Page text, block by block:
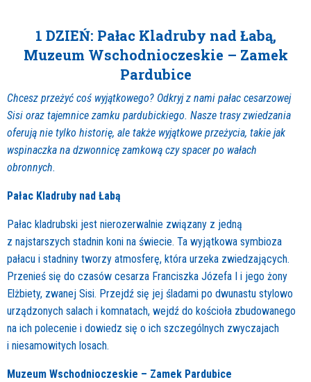
1 DZIEŃ: Pałac Kladruby nad Łabą,
Muzeum Wschodnioczeskie – Zamek
Pardubice
Chcesz przeżyć coś wyjątkowego? Odkryj z nami pałac cesarzowej
Sisi oraz tajemnice zamku pardubickiego. Nasze trasy zwiedzania
oferują nie tylko historię, ale także wyjątkowe przeżycia, takie jak
wspinaczka na dzwonnicę zamkową czy spacer po wałach
obronnych.
Pałac Kladruby nad Łabą
Pałac kladrubski jest nierozerwalnie związany z jedną
z najstarszych stadnin koni na świecie. Ta wyjątkowa symbioza
pałacu i stadniny tworzy atmosferę, która urzeka zwiedzających.
Przenieś się do czasów cesarza Franciszka Józefa I i jego żony
Elżbiety, zwanej Sisi. Przejdź się jej śladami po dwunastu stylowo
urządzonych salach i komnatach, wejdź do kościoła zbudowanego
na ich polecenie i dowiedz się o ich szczególnych zwyczajach
i niesamowitych losach.
Muzeum Wschodnioczeskie – Zamek Pardubice